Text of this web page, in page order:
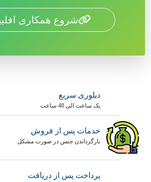
شروع همکاری
دیلوری سریع
یک ساعت الی 48 ساعت
خدمات پس از فروش
بازگرداندن جنس در صورت مشکل
پرداخت پس از دریافت